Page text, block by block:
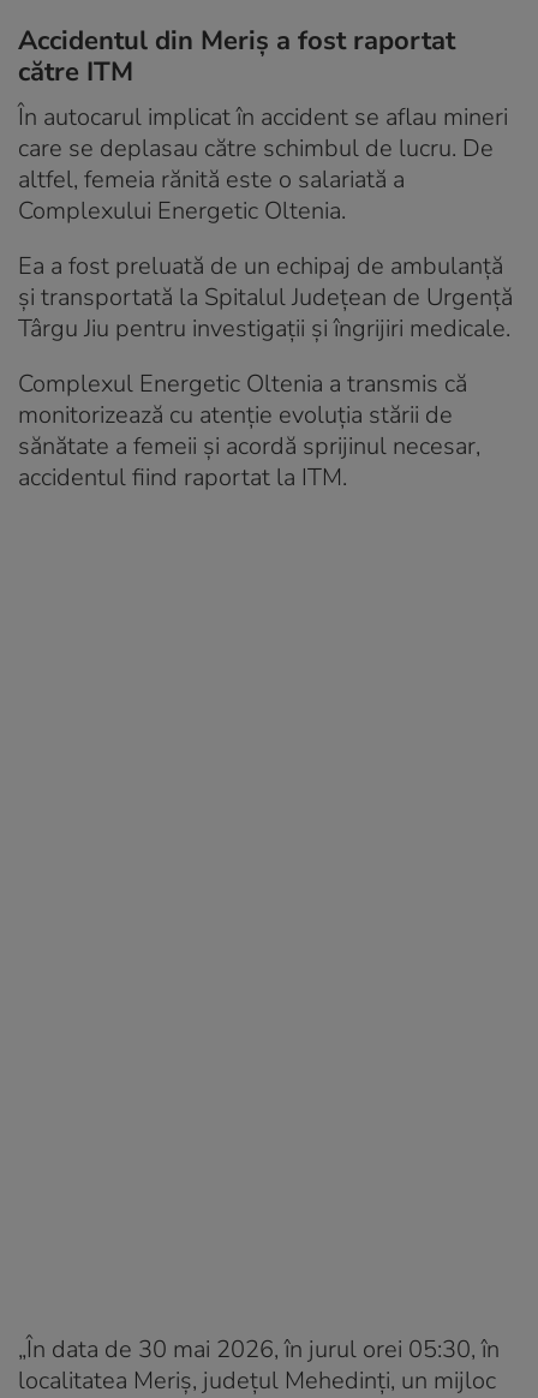
Accidentul din Meriș a fost raportat
către ITM
În autocarul implicat în accident se aflau mineri
care se deplasau către schimbul de lucru. De
altfel, femeia rănită este o salariată a
Complexului Energetic Oltenia.
Ea a fost preluată de un echipaj de ambulanță
și transportată la Spitalul Județean de Urgență
Târgu Jiu pentru investigații și îngrijiri medicale.
Complexul Energetic Oltenia a transmis că
monitorizează cu atenție evoluția stării de
sănătate a femeii și acordă sprijinul necesar,
accidentul fiind raportat la ITM.
„În data de 30 mai 2026, în jurul orei 05:30, în
localitatea Meriș, județul Mehedinți, un mijloc